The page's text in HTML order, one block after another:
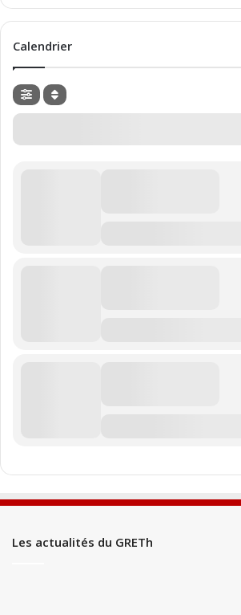
Calendrier
Les actualités du GRETh